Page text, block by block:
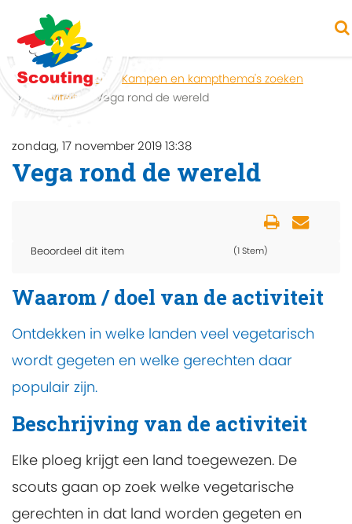
Home Zoeken
Kampen en kampthema's zoeken
Activiteit
Vega rond de wereld
zondag, 17 november 2019 13:38
Vega rond de wereld
Beoordeel dit item (1 Stem)
Waarom / doel van de activiteit
Ontdekken in welke landen veel vegetarisch
wordt gegeten en welke gerechten daar
populair zijn.
Beschrijving van de activiteit
Elke ploeg krijgt een land toegewezen. De
scouts gaan op zoek welke vegetarische
gerechten in dat land worden gegeten en